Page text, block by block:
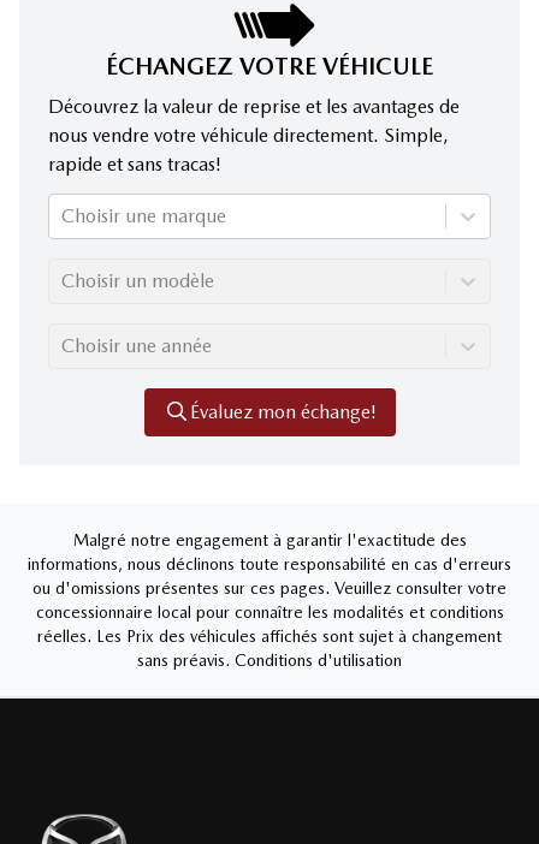
ÉCHANGEZ VOTRE VÉHICULE
Découvrez la valeur de reprise et les avantages de
nous vendre votre véhicule directement. Simple,
rapide et sans tracas!
Choisir une marque
Choisir un modèle
Choisir une année
Évaluez mon échange!
Malgré notre engagement à garantir l'exactitude des
informations, nous déclinons toute responsabilité en cas d'erreurs
ou d'omissions présentes sur ces pages. Veuillez consulter votre
concessionnaire local pour connaître les modalités et conditions
réelles. Les Prix des véhicules affichés sont sujet à changement
sans préavis. Conditions d'utilisation